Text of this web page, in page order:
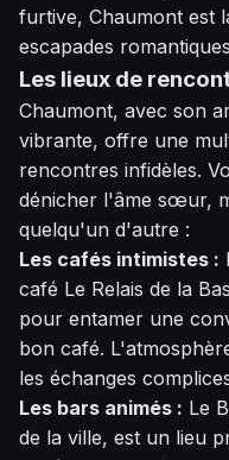
furtive, Chaumont est
escapades
Les lieux de
Chaumont, avec son
vibrante, offre une
rencontres infidèles.
dénicher l'âme sœur,
quelqu'un d'autre :
Les cafés intimistes :
café Le Relais de la
pour entamer une
bon café.
les échanges
Les bars animés : Le
de la ville, est un lieu